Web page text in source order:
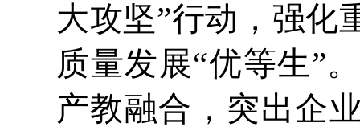
大攻坚”行动，强化
质量发展“优等生”
产教融合，突出企